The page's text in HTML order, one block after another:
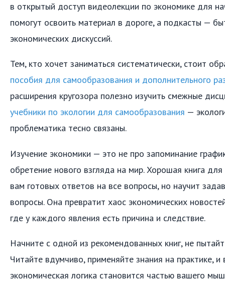
в открытый доступ видеолекции по экономике для
помогут освоить материал в дороге, а подкасты —
экономических дискуссий.
Тем, кто хочет заниматься систематически, стоит
пособия для самообразования и дополнительного
расширения кругозора полезно изучить смежные
учебники по экологии для самообразования —
проблематика тесно связаны.
Изучение экономики — это не про запоминание
обретение нового взгляда на мир. Хорошая книга
вам готовых ответов на все вопросы, но научит
вопросы. Она превратит хаос экономических
где у каждого явления есть причина и следствие.
Начните с одной из рекомендованных книг, не
Читайте вдумчиво, применяйте знания на практике, и
экономическая логика становится частью вашего